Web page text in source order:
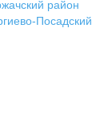
район
Посадский